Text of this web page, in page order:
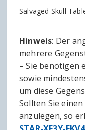
Salvaged Skull
Hinweis: Der
mehrere
– Sie benötigen
sowie
um diese
Sollten Sie
anzulegen, so